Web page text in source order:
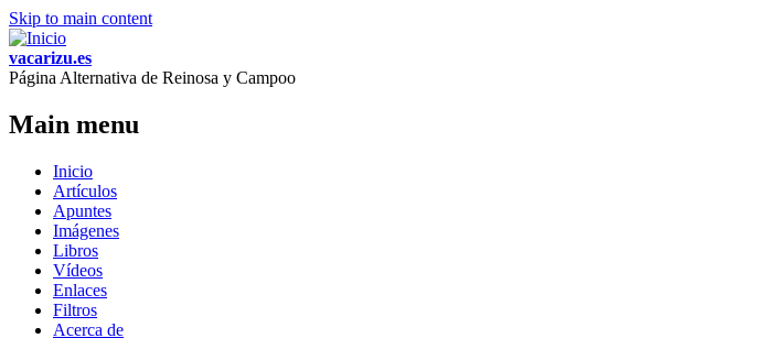
Skip to main content
vacarizu.es
Página Alternativa de Reinosa y Campoo
Main menu
Inicio
Artículos
Apuntes
Imágenes
Libros
Vídeos
Enlaces
Filtros
Acerca de